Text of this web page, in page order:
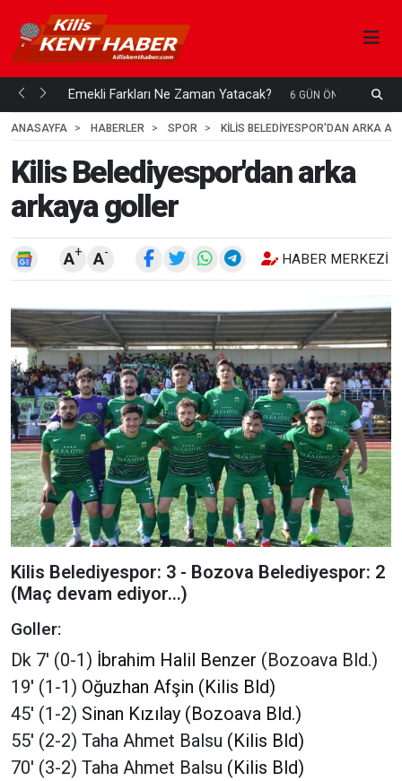
mi... Emekli Farkları Ne Zaman Yatacak? 6 GÜN ÖNCE
ANASAYFA
HABERLER SPOR KILIS BELEDIYESPOR'DAN ARKA
Kilis Belediyespor'dan arka
arkaya goller
A+ A- HABER MERKEZI
Kilis Belediyespor: 3 - Bozova Belediyespor: 2
(Maç devam ediyor...)
Goller:
Dk 7' (0-1) İbrahim Halil Benzer (Bozoava Bld.)
19' (1-1) Oğuzhan Afşin (Kilis Bld)
45' (1-2) Sinan Kızılay (Bozoava Bld.)
55' (2-2) Taha Ahmet Balsu (Kilis Bld)
70' (3-2) Taha Ahmet Balsu (Kilis Bld)